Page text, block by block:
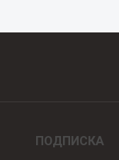
ПОДПИСКА